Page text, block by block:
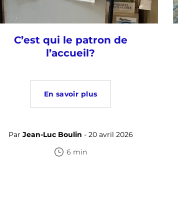
C’est qui le patron de
l’accueil?
En savoir plus
Par Jean-Luc Boulin - 20 avril 2026
6 min